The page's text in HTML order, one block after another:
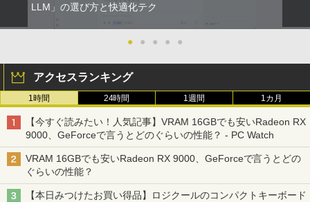
LLM」の選び方と快適化テク
● ● ● ● ●
アクセスランキング
1時間 24時間 1週間 1カ月
【今すぐ読みたい！人気記事】VRAM 16GBでも安いRadeon RX
9000、GeForceで言うとどのぐらいの性能？ - PC Watch
VRAM 16GBでも安いRadeon RX 9000、GeForceで言うとどの
ぐらいの性能？
【本日みつけたお買い得品】ロジクールのコンパクトキーボード